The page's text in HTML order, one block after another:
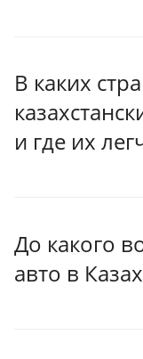
В каких
и где их
До какого
авто в